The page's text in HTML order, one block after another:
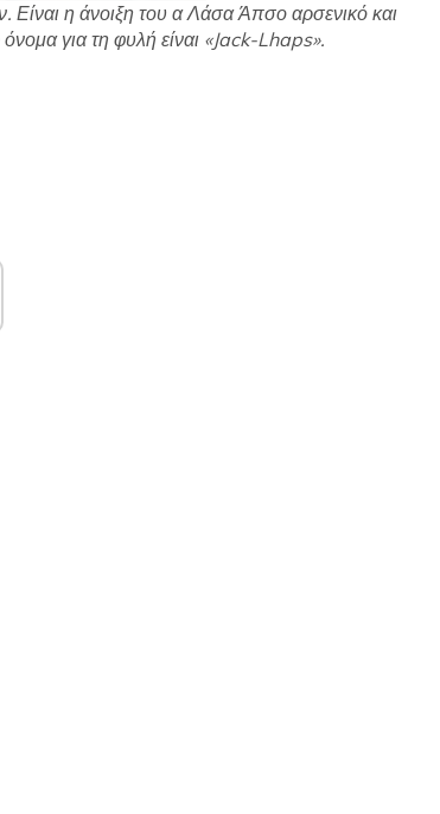
Είναι η άνοιξη του α Λάσα Άπσο αρσενικό και
για τη φυλή είναι «Jack-Lhaps».